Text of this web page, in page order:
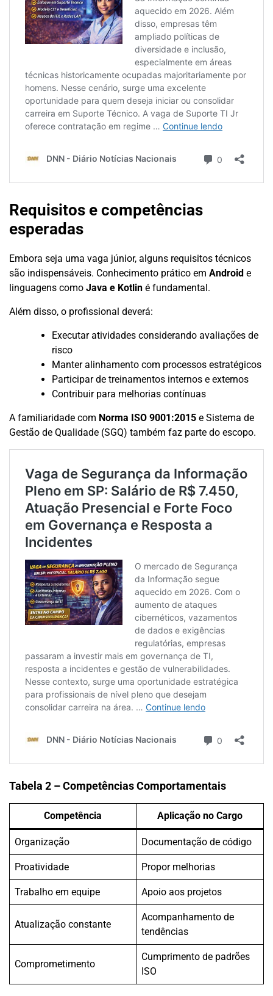
Requisitos e competências
esperadas
Embora seja uma vaga júnior, alguns requisitos técnicos
são indispensáveis. Conhecimento prático em Android e
linguagens como Java e Kotlin é fundamental.
Além disso, o profissional deverá:
Executar atividades considerando avaliações de
risco
Manter alinhamento com processos estratégicos
Participar de treinamentos internos e externos
Contribuir para melhorias contínuas
A familiaridade com Norma ISO 9001:2015 e Sistema de
Gestão de Qualidade (SGQ) também faz parte do escopo.
Tabela 2 – Competências Comportamentais
Competência Aplicação no Cargo
Organização Documentação de código
Proatividade Propor melhorias
Trabalho em equipe Apoio aos projetos
Atualização constante
Acompanhamento de
tendências
Comprometimento
Cumprimento de padrões
ISO